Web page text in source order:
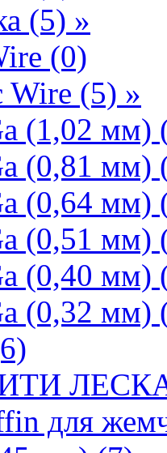
(5) »
(0)
(5) »
(1,02 мм)
(0,81 мм)
(0,64 мм)
(0,51 мм)
(0,40 мм)
(0,32 мм)
для